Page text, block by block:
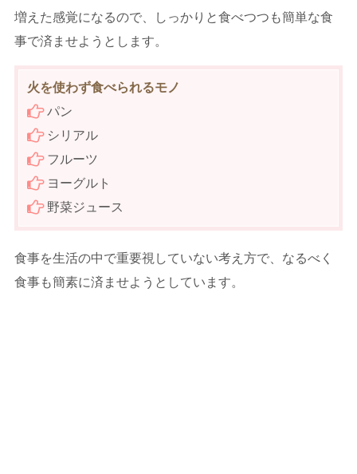
増えた感覚になるので、しっかりと食べつつも簡単な食
事で済ませようとします。
火を使わず食べられるモノ
パン
シリアル
フルーツ
ヨーグルト
野菜ジュース
食事を生活の中で重要視していない考え方で、なるべく
食事も簡素に済ませようとしています。